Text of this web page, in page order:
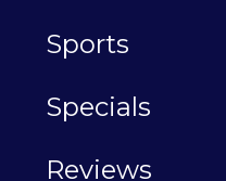
Sports
Specials
Reviews